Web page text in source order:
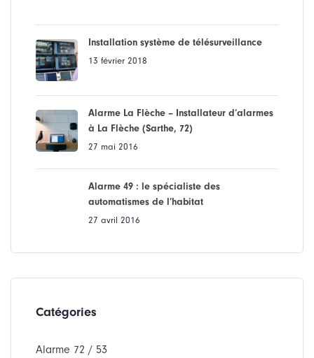
Installation système de télésurveillance
13 février 2018
Alarme La Flèche – Installateur d’alarmes
à La Flèche (Sarthe, 72)
27 mai 2016
Alarme 49 : le spécialiste des
automatismes de l’habitat
27 avril 2016
Catégories
Alarme 72 / 53